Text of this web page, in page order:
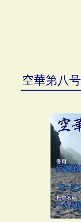
空華第八号